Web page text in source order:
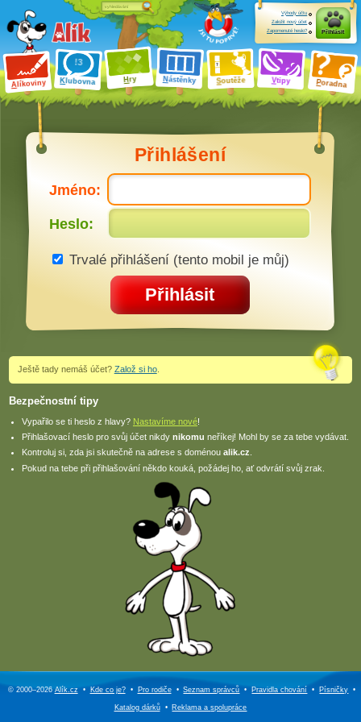
Alíkoviny Klubovna Hry Nástěnky Soutěže Vtipy Poradna
Výhody účtu
Založit nový účet
Zapomenuté heslo?
Přihlásit
Přihlášení
Jméno:
Heslo:
Trvalé přihlášení (tento mobil je můj)
Přihlásit
Ještě tady nemáš účet? Založ si ho.
Bezpečnostní tipy
Vypařilo se ti heslo z hlavy? Nastavíme nové!
Přihlašovací heslo pro svůj účet nikdy nikomu neříkej! Mohl by se za tebe vydávat.
Kontroluj si, zda jsi skutečně na adrese s doménou alik.cz
Pokud na tebe při přihlašování někdo kouká, požádej ho, ať odvrátí svůj zrak.
© 2000–2026Alík.cz • Kde co je? • Pro rodiče • Seznam správců • Pravidla chování • Písničky •
Katalog dárků • Reklama aspolupráce